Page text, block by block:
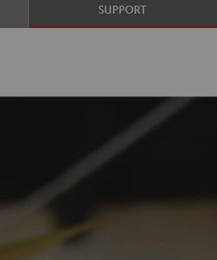
SUPPORT